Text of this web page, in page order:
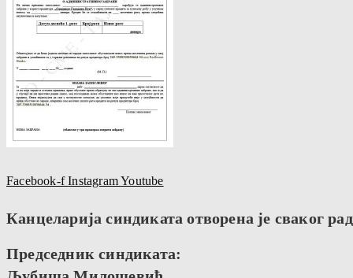
Facebook-f InstagramYoutube
Канцеларија синдиката отворена је сваког
Председник синдиката: